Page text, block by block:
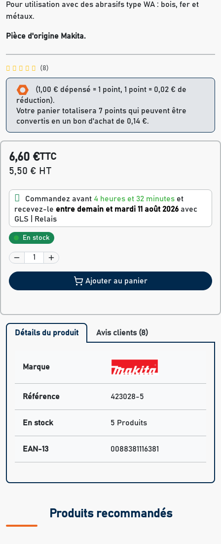
Pour utilisation avec des abrasifs type WA : bois, fer et
métaux.
Pièce d'origine Makita.
(8)
(1,00 € dépensé = 1 point, 1 point = 0,02 € de
réduction).
Votre panier totalisera 7 points qui peuvent être
convertis en un bon d'achat de 0,14 €.
6,60 €TTC
5,50 € HT
Commandez avant 4 heures et 32 minutes et
recevez-le entre demain et mardi 11 août 2026 avec
GLS | Relais
En stock
Ajouter au panier
Détails du produit Avis clients (8)
Marque
Référence 423028-5
En stock 5 Produits
EAN-13 0088381116381
Produits recommandés